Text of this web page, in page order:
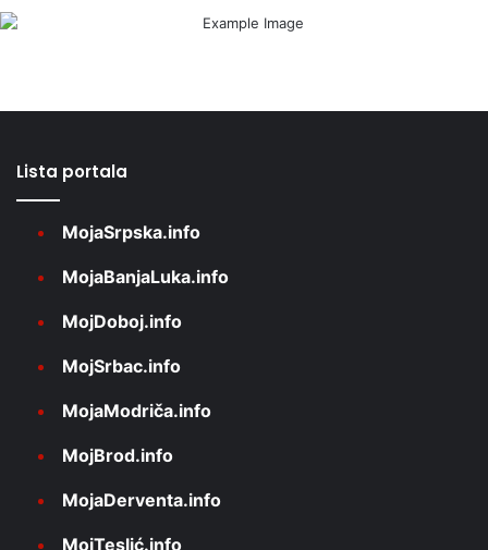
Lista portala
MojaSrpska.info
MojaBanjaLuka.info
MojDoboj.info
MojSrbac.info
MojaModriča.info
MojBrod.info
MojaDerventa.info
MojTeslić.info